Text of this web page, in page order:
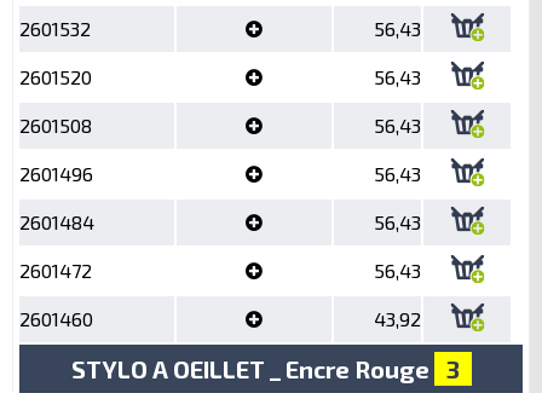
2601532 56,43
2601520 56,43
2601508 56,43
2601496 56,43
2601484 56,43
2601472 56,43
2601460 43,92
STYLO A OEILLET _ Encre Rouge 3